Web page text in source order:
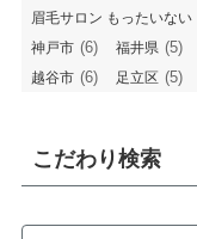
眉毛サロン もったいない
神戸市 (6) 福井県 (5)
越谷市 (6) 足立区 (5)
こだわり検索